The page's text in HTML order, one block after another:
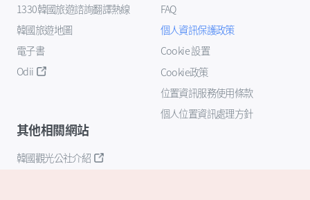
1330韓國旅遊諮詢翻譯熱線
韓國旅遊地圖
電子書
Odii
FAQ
個人資訊保護政策
Cookie 設置
Cookie政策
位置資訊服務使用條款
個人位置資訊處理方針
其他相關網站
韓國觀光公社介紹